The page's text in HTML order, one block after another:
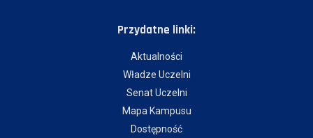
Przydatne linki:
Aktualności
Władze Uczelni
Senat Uczelni
Mapa Kampusu
Dostępność